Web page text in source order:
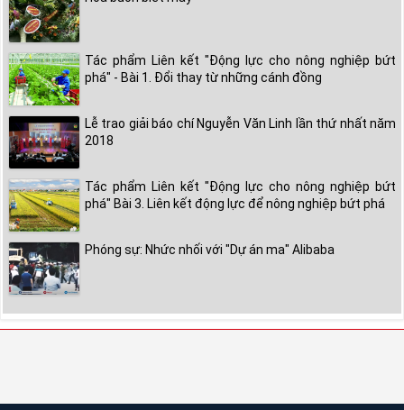
Tác phẩm Liên kết "Động lực cho nông nghiệp bứt
phá" - Bài 1. Đổi thay từ những cánh đồng
Lễ trao giải báo chí Nguyễn Văn Linh lần thứ nhất năm
2018
Tác phẩm Liên kết "Động lực cho nông nghiệp bứt
phá" Bài 3. Liên kết động lực để nông nghiệp bứt phá
Phóng sự: Nhức nhối với "Dự án ma" Alibaba